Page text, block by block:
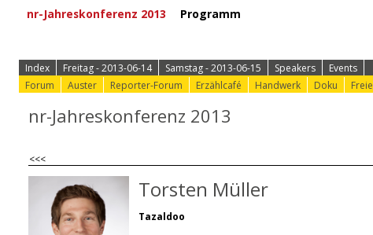
Index Freitag - 2013-06-14 Samstag - 2013-06-15 Speakers
Events
Forum
Auster Reporter-Forum Erzählcafé Handwerk Doku Freie
nr-Jahreskonferenz 2013
Torsten Müller
Tazaldoo
<<<
nr-Jahreskonferenz 2013 Programm